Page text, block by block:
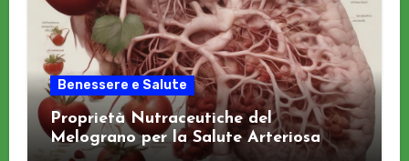
Benessere e Salute
Proprietà Nutraceutiche del
Melograno per la Salute Arteriosa